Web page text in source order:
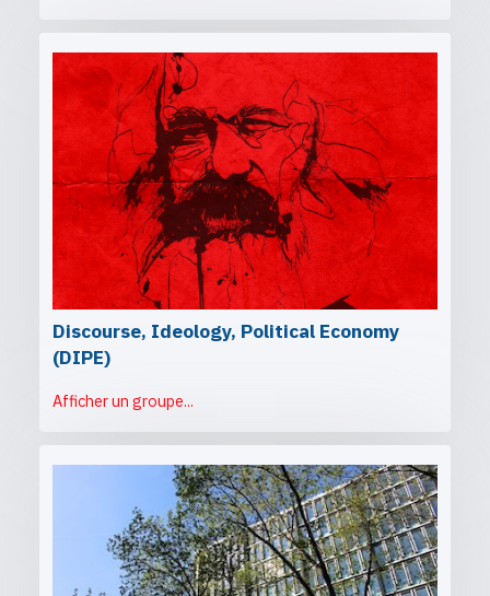
Discourse, Ideology, Political Economy
(DIPE)
Afficher un groupe...